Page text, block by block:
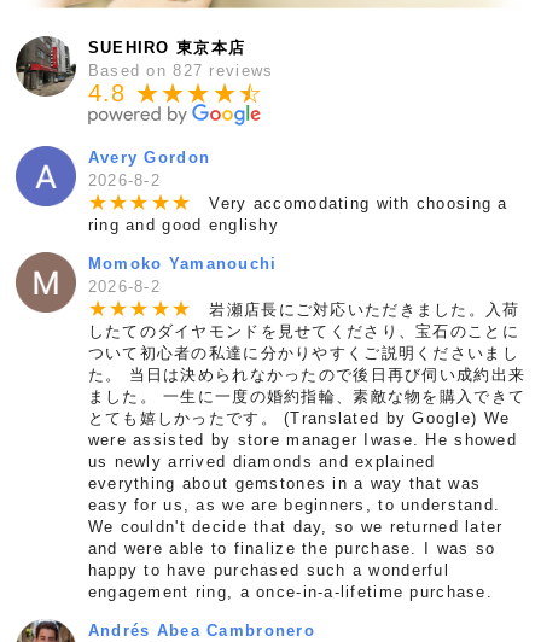
SUEHIRO 東京本店
Based on 827 reviews
4.8 ★★★★★
☆
Avery Gordon
2026-8-2
★★★ ★★
Very accomodating with choosing a
ring and good englishy
Momoko Yamanouchi
2026-8-2
★★★ ★★
岩瀬店長にご対応いただきました。入荷
したてのダイヤモンドを見せてくださり、宝石のことに
ついて初心者の私達に分かりやすくご説明くださいまし
た。 当日は決められなかったので後日再び伺い成約出来
ました。 一生に一度の婚約指輪、素敵な物を購入できて
とても嬉しかったです。 (Translated by Google) We
were assisted by store manager Iwase. He showed
us newly arrived diamonds and explained
everything about gemstones in a way that was
easy for us, as we are beginners, to understand.
We couldn't decide that day, so we returned later
and were able to finalize the purchase. I was so
happy to have purchased such a wonderful
engagement ring, a once-in-a-lifetime purchase.
Andrés Abea Cambronero